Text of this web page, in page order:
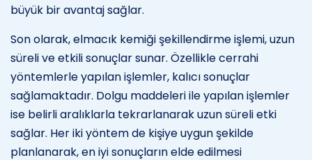
büyük bir avantaj sağlar.
Son olarak, elmacık kemiği şekillendirme işlemi, uzun
süreli ve etkili sonuçlar sunar. Özellikle cerrahi
yöntemlerle yapılan işlemler, kalıcı sonuçlar
sağlamaktadır. Dolgu maddeleri ile yapılan işlemler
ise belirli aralıklarla tekrarlanarak uzun süreli etki
sağlar. Her iki yöntem de kişiye uygun şekilde
planlanarak, en iyi sonuçların elde edilmesi